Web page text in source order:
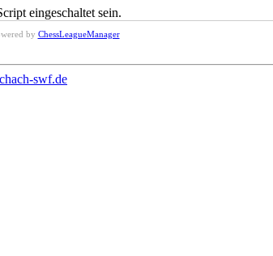
eingeschaltet sein.
by ChessLeagueManager
swf.de